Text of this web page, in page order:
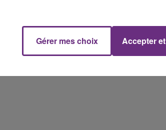
Gérer mes choix Accepter